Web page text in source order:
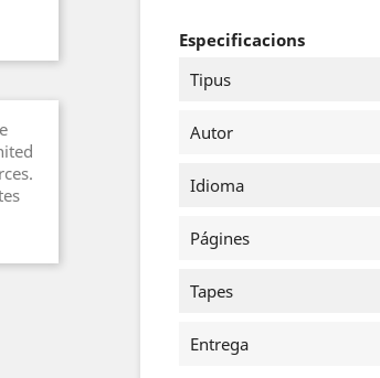
Especificacions
Tipus
Autor
Idioma
Págines
Tapes
Entrega